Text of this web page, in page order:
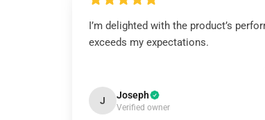
I’m delighted with the product’s
exceeds my expectations.
J Joseph
Verified owner